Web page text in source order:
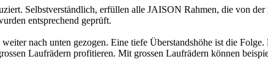
Selbstverständlich, erfüllen alle JAISON Rahmen, die von
entsprechend geprüft.
nach unten gezogen. Eine tiefe Überstandshöhe ist die
Laufrädern profitieren. Mit grossen Laufrädern können